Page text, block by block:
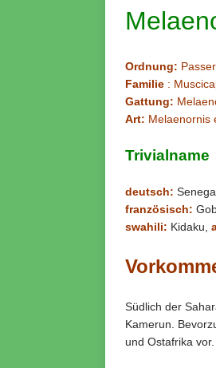
Ordnung:
Familie :
Gattung:
Art: Melaenornis
Trivialname
deutsch:
französisch:
swahili: Kidaku,
Südlich der
Kamerun.
und Ostafrika vor.